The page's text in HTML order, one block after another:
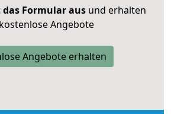
Formular ausund erhalten
Angebote
Angebote erhalten